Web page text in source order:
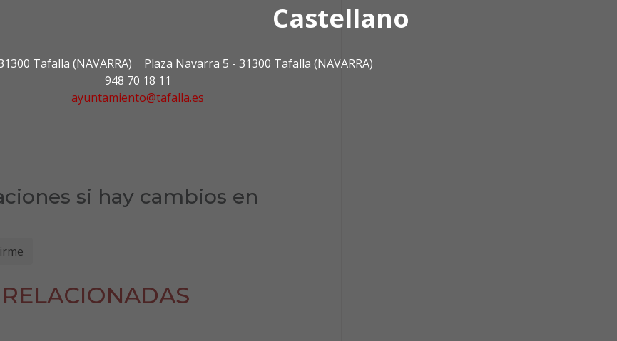
Castellano
Tafalla (NAVARRA)
Plaza Navarra 5 - 31300 Tafalla (NAVARRA)
948 70 18 11
ayuntamiento@tafalla.es
si hay cambios en